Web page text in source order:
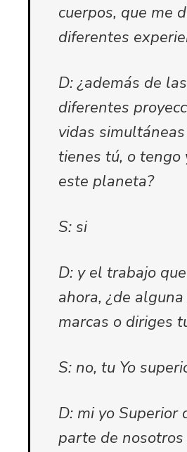
cuerpos, que me
diferentes
D: ¿además de las
diferentes
vidas
tienes tú, o tengo
este planeta?
S: si
D: y el trabajo
ahora, ¿de
marcas o diriges
S: no, tu Yo
D: mi yo Superior
parte de nosotros